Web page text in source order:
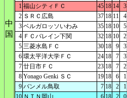
中
国
1 福山シティＦＣ 45 18 14 3
2 ＳＲＣ広島 37 18 11 4
3 ベルガロッソいわみ 35 18 10 5
4 ＦＣバレイン下関 32 18 10 2
5 三菱水島ＦＣ 30 18 9 3
6 環太平洋大学ＦＣ 24 18 7 3
7 廿日市ＦＣ 23 18 7 2
8 Yonago Genki ＳＣ 19 18 6 1
9 バンメル鳥取 7 18 2 1
10 ＮＴＮ岡山 6 18 2 0